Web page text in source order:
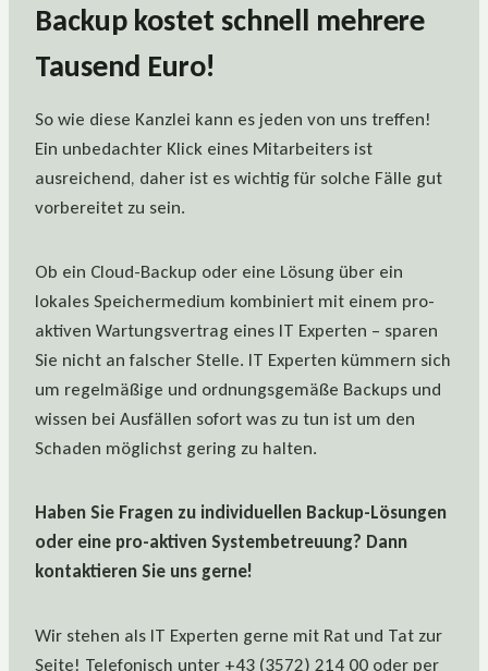
Backup kostet schnell mehrere
Tausend Euro!
So wie diese Kanzlei kann es jeden von uns treffen!
Ein unbedachter Klick eines Mitarbeiters ist
ausreichend, daher ist es wichtig für solche Fälle gut
vorbereitet zu sein.
Ob ein Cloud-Backup oder eine Lösung über ein
lokales Speichermedium kombiniert mit einem pro-
aktiven Wartungsvertrag eines IT Experten – sparen
Sie nicht an falscher Stelle. IT Experten kümmern sich
um regelmäßige und ordnungsgemäße Backups und
wissen bei Ausfällen sofort was zu tun ist um den
Schaden möglichst gering zu halten.
Haben Sie Fragen zu individuellen Backup-Lösungen
oder eine pro-aktiven Systembetreuung? Dann
kontaktieren Sie uns gerne!
Wir stehen als IT Experten gerne mit Rat und Tat zur
Seite! Telefonisch unter +43 (3572) 214 00 oder per